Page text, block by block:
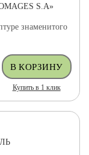
S.A»
знаменитого
Купить в 1 клик